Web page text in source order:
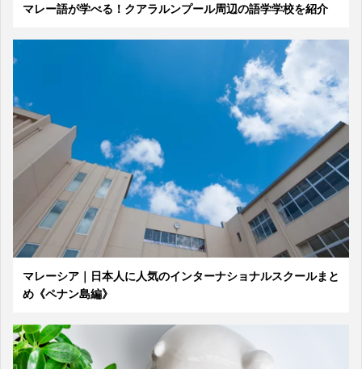
マレー語が学べる！クアラルンプール周辺の語学学校を紹介
マレーシア｜日本人に人気のインターナショナルスクールまと
め《ペナン島編》